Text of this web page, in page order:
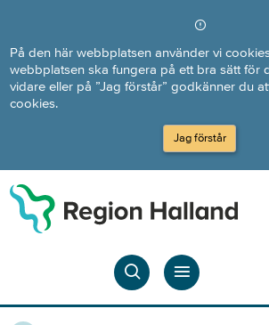
På den här webbplatsen använder vi
webbplatsen ska fungera på ett bra sätt för
vidare eller på ”Jag förstår” godkänner du
cookies.
Jag förstår